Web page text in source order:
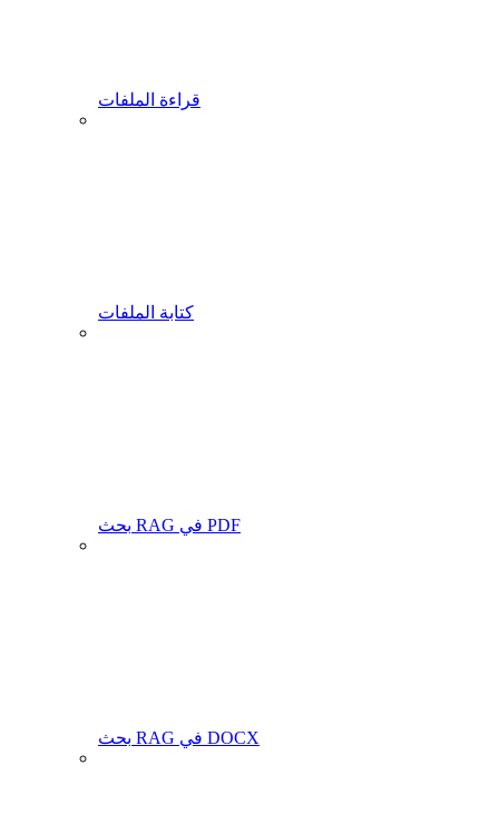
قراءة الملفات
كتابة الملفات
بحث RAG في PDF
بحث RAG في DOCX